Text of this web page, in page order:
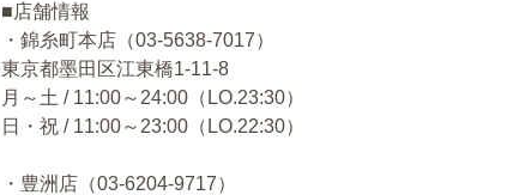
■店舗情報
・錦糸町本店（03-5638-7017）
東京都墨田区江東橋1-11-8
月～土 / 11:00～24:00（LO.23:30）
日・祝 / 11:00～23:00（LO.22:30）
・豊洲店（03-6204-9717）